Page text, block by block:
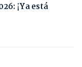
¡Ya está